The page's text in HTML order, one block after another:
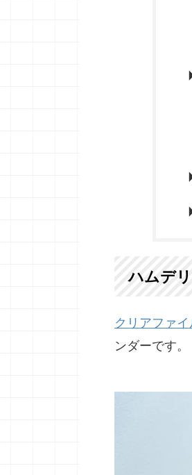
ハムデ
クリアファ
ンダーです。